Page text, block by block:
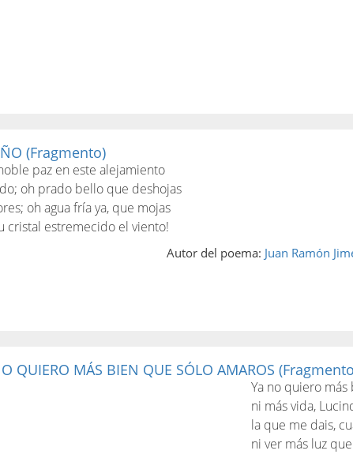
(Fragmento)
paz en este alejamiento
oh prado bello que deshojas
oh agua fría ya, que mojas
cristal estremecido el viento!
Autor del poema: Juan Ramón
QUIERO MÁS BIEN QUE SÓLO AMAROS
Ya no quiero
ni más vida,
la que me dais,
ni ver más luz